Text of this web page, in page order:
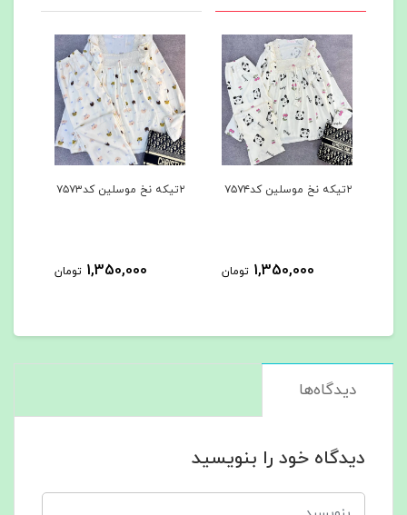
۲تیکه نخ موسلین کد۷۵۷۳
1,350,000
۳تیکه کد۷۵۶۲
963,000
دیدگاه‌ها
دیدگاه خود را بنویسید